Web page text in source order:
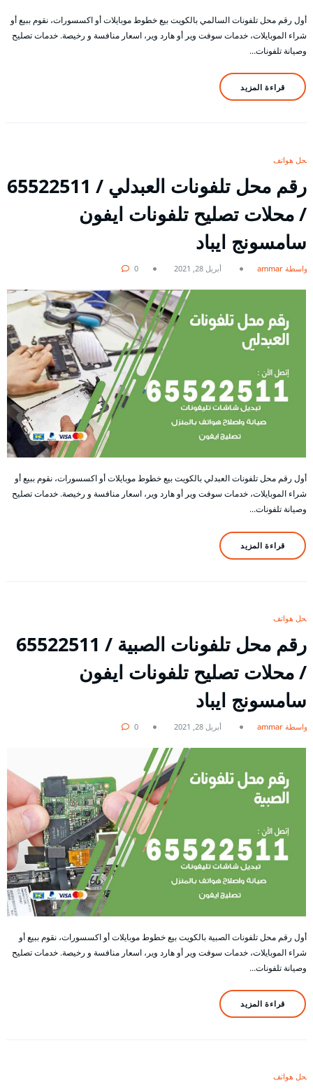
أول رقم محل تلفونات السالمي بالكويت بيع خطوط موبايلات أو اكسسورات، نقوم ببيع أو
شراء الموبايلات، خدمات سوفت وير أو هارد وير، اسعار منافسة و رخيصة. خدمات تصليح
وصيانة تلفونات…
قراءة المزيد
محل هواتف
رقم محل تلفونات العبدلي / 65522511
/ محلات تصليح تلفونات ايفون
سامسونج ايباد
بواسطة ammar أبريل 28, 2021 0
أول رقم محل تلفونات العبدلي بالكويت بيع خطوط موبايلات أو اكسسورات، نقوم ببيع أو
شراء الموبايلات، خدمات سوفت وير أو هارد وير، اسعار منافسة و رخيصة. خدمات تصليح
وصيانة تلفونات…
قراءة المزيد
محل هواتف
رقم محل تلفونات الصبية / 65522511
/ محلات تصليح تلفونات ايفون
سامسونج ايباد
بواسطة ammar أبريل 28, 2021 0
أول رقم محل تلفونات الصبية بالكويت بيع خطوط موبايلات أو اكسسورات، نقوم ببيع أو
شراء الموبايلات، خدمات سوفت وير أو هارد وير، اسعار منافسة و رخيصة. خدمات تصليح
وصيانة تلفونات…
قراءة المزيد
محل هواتف